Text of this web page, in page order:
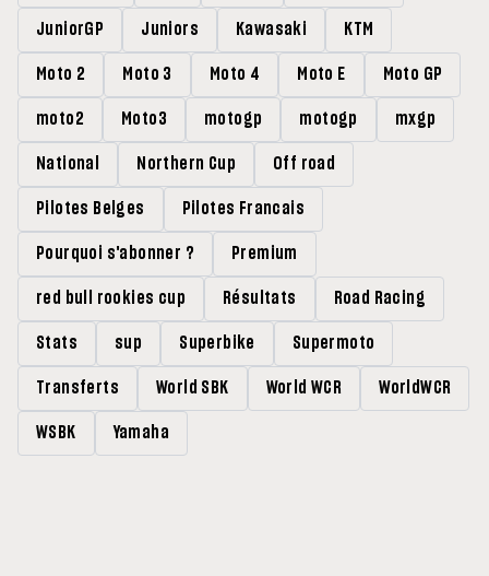
JuniorGP Juniors Kawasaki KTM
Moto 2 Moto 3 Moto 4 Moto E Moto GP
moto2 Moto3 motogp motogp mxgp
National Northern Cup Off road
Pilotes Belges Pilotes Francais
Pourquoi s'abonner ? Premium
red bull rookies cup Résultats Road Racing
Stats sup Superbike Supermoto
Transferts World SBK World WCR WorldWCR
WSBK Yamaha